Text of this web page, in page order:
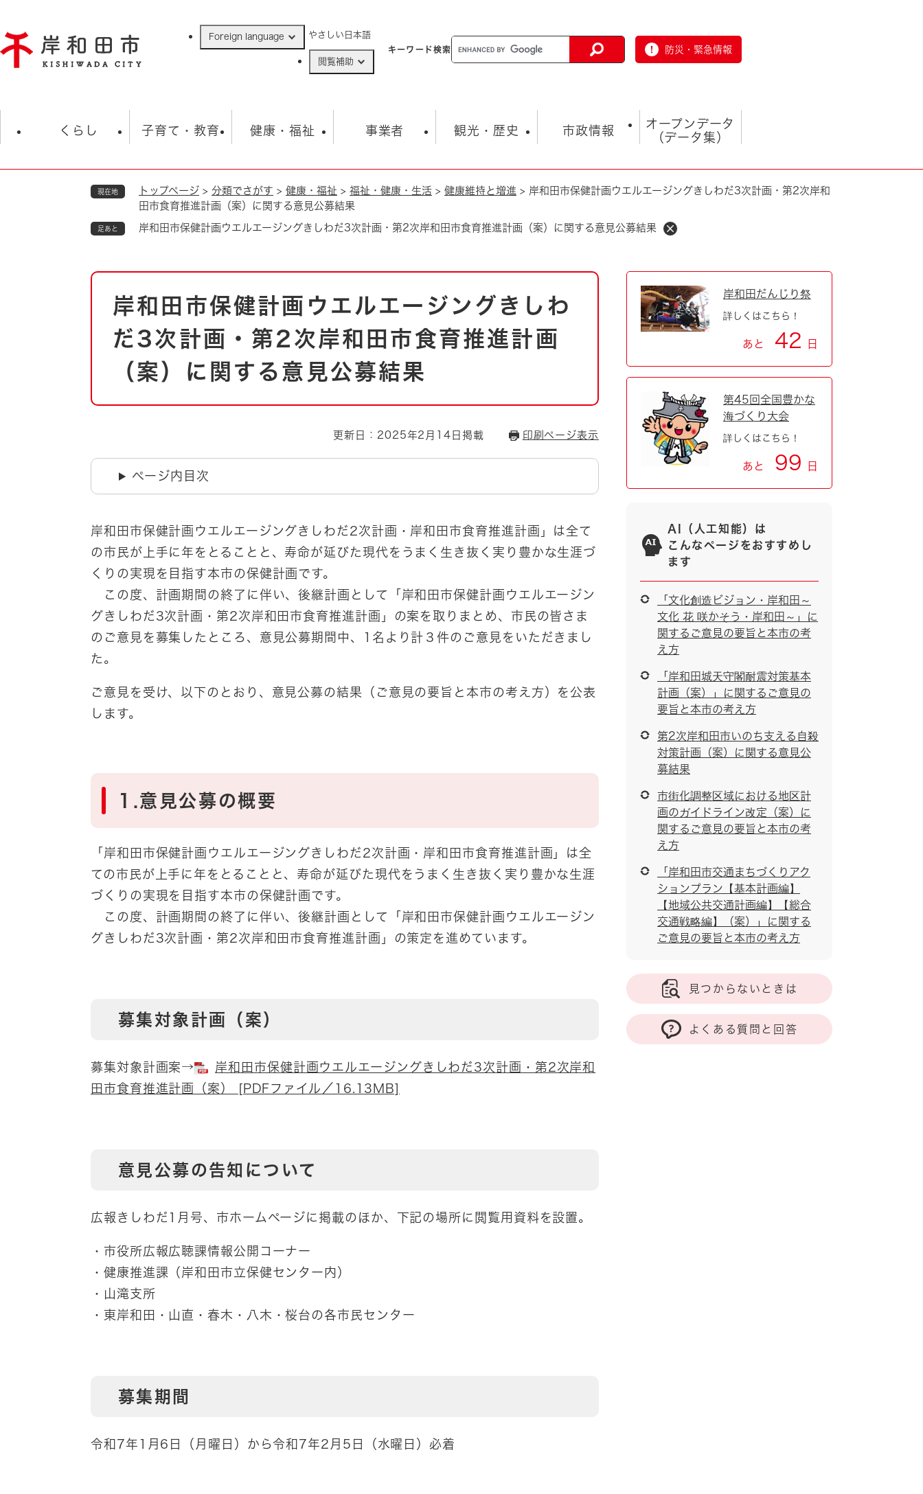
ジ
の
Foreign language やさしい日本語
閲覧補助
キーワード検索 防災・緊急情報
くらし
住民票・戸籍
保険・年金
自然・環境・公園 住宅
おくやみ
男女共同参画
地域コミュニティ・ボラン
国際交流
子育て・教育
学校 子育て
健康・福祉
福祉・健康・生活 生涯学習・スポーツ
事業者
入札・契約情報 まちづくり・協働
産業振興 税金
観光・歴史
観光 観光スポット
歴史 動画情報
市政情報
市の概要 総合計画
行財政 人権・平和
とじる
オープンデータ
（データ集）
オープンデータ
現在地 トップページ > 分類でさがす > 健康・福祉 > 福祉・健康・生活 > 健康維持と増進 > 岸和田市保健計画ウエルエージングきしわだ3次計画・第2次岸和
田市食育推進計画（案）に関する意見公募結果
足あと 岸和田市保健計画ウエルエージングきしわだ3次計画・第2次岸和田市食育推進計画（案）に関する意見公募結果
本
岸和田市保健計画ウエルエージングきしわ
だ3次計画・第2次岸和田市食育推進計画
（案）に関する意見公募結果
更新日：2025年2月14日掲載 印刷ページ表示
ページ内目次
岸和田市保健計画ウエルエージングきしわだ2次計画・岸和田市食育推進計画」は全て
の市民が上手に年をとることと、寿命が延びた現代をうまく生き抜く実り豊かな生涯づ
くりの実現を目指す本市の保健計画です。
この度、計画期間の終了に伴い、後継計画として「岸和田市保健計画ウエルエージン
グきしわだ3次計画・第2次岸和田市食育推進計画」の案を取りまとめ、市民の皆さま
のご意見を募集したところ、意見公募期間中、1名より計３件のご意見をいただきまし
た。
ご意見を受け、以下のとおり、意見公募の結果（ご意見の要旨と本市の考え方）を公表
します。
1.意見公募の概要
「岸和田市保健計画ウエルエージングきしわだ2次計画・岸和田市食育推進計画」は全
ての市民が上手に年をとることと、寿命が延びた現代をうまく生き抜く実り豊かな生涯
づくりの実現を目指す本市の保健計画です。
この度、計画期間の終了に伴い、後継計画として「岸和田市保健計画ウエルエージン
グきしわだ3次計画・第2次岸和田市食育推進計画」の策定を進めています。
募集対象計画（案）
募集対象計画案→
岸和田市保健計画ウエルエージングきしわだ3次計画・第2次岸和
田市食育推進計画（案） [PDFファイル／16.13MB]
意見公募の告知について
広報きしわだ1月号、市ホームページに掲載のほか、下記の場所に閲覧用資料を設置。
・市役所広報広聴課情報公開コーナー
・健康推進課（岸和田市立保健センター内）
・山滝支所
・東岸和田・山直・春木・八木・桜台の各市民センター
募集期間
令和7年1月6日（月曜日）から令和7年2月5日（水曜日）必着
岸和田だんじり祭
詳しくはこちら！
あと 42 日
第45回全国豊かな
海づくり大会
詳しくはこちら！
あと 99 日
AI（人工知能）は
こんなページをおすすめし
ます
「文化創造ビジョン・岸和田～
文化 花 咲かそう・岸和田～」に
関するご意見の要旨と本市の考
え方
「岸和田城天守閣耐震対策基本
計画（案）」に関するご意見の
要旨と本市の考え方
第2次岸和田市いのち支える自殺
対策計画（案）に関する意見公
募結果
市街化調整区域における地区計
画のガイドライン改定（案）に
関するご意見の要旨と本市の考
え方
「岸和田市交通まちづくりアク
ションプラン【基本計画編】
【地域公共交通計画編】【総合
交通戦略編】（案）」に関する
ご意見の要旨と本市の考え方
見つからないときは
よくある質問と回答